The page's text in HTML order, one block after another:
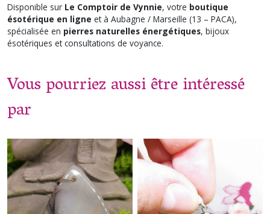
Disponible sur Le Comptoir de Vynnie, votre boutique
ésotérique en ligne et à Aubagne / Marseille (13 – PACA),
spécialisée en pierres naturelles énergétiques, bijoux
ésotériques et consultations de voyance.
Vous pourriez aussi être intéressé
par